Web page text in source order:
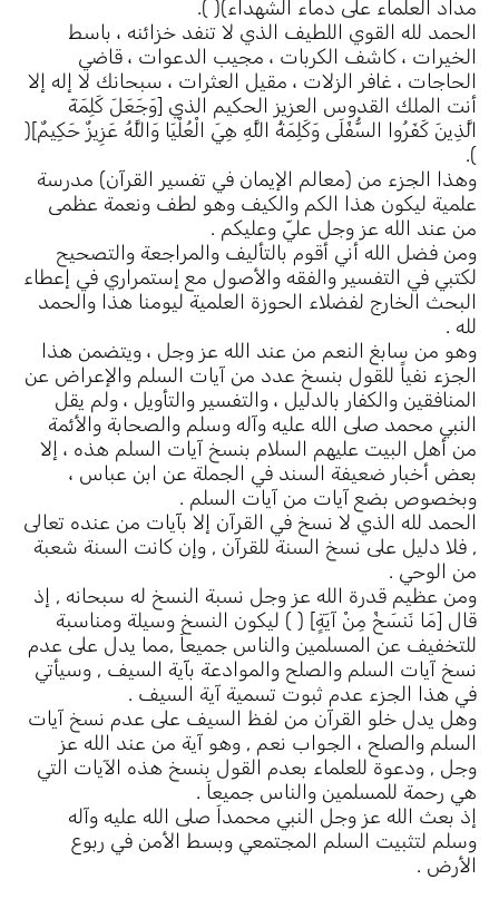
مداد العلماء على دماء الشهداء)( ).
الحمد لله القوي اللطيف الذي لا تنفد خزائنه ، باسط
الخيرات ، كاشف الكربات ، مجيب الدعوات ، قاضي
الحاجات ، غافر الزلات ، مقيل العثرات ، سبحانك لا إله إلا
أنت الملك القدوس العزيز الحكيم الذي [وَجَعَلَ كَلِمَةَ
الَّذِينَ كَفَرُوا السُّفْلَى وَكَلِمَةُ اللَّهِ هِيَ الْعُلْيَا وَاللَّهُ عَزِيزٌ حَكِيمٌ](
).
وهذا الجزء من (معالم الإيمان في تفسير القرآن) مدرسة
علمية ليكون هذا الكم والكيف وهو لطف ونعمة عظمى
من عند الله عز وجل عليّ وعليكم .
ومن فضل الله أني أقوم بالتأليف والمراجعة والتصحيح
لكتبي في التفسير والفقه والأصول مع إستمراري في إعطاء
البحث الخارج لفضلاء الحوزة العلمية ليومنا هذا والحمد
لله .
وهو من سابغ النعم من عند الله عز وجل ، ويتضمن هذا
الجزء نفياً للقول بنسخ عدد من آيات السلم والإعراض عن
المنافقين والكفار بالدليل ، والتفسير والتأويل ، ولم يقل
النبي محمد صلى الله عليه وآله وسلم والصحابة والأئمة
من أهل البيت عليهم السلام بنسخ آيات السلم هذه ، إلا
بعض أخبار ضعيفة السند في الجملة عن ابن عباس ،
وبخصوص بضع آيات من آيات السلم .
الحمد لله الذي لا نسخ في القرآن إلا بآيات من عنده تعالى
, فلا دليل على نسخ السنة للقرآن , وإن كانت السنة شعبة
من الوحي .
ومن عظيم قدرة الله عز وجل نسبة النسخ له سبحانه , إذ
قال [مَا نَنسَخْ مِنْ آيَةٍ] ( ) ليكون النسخ وسيلة ومناسبة
للتخفيف عن المسلمين والناس جميعاَ ,مما يدل على عدم
نسخ آيات السلم والصلح والموادعة بآية السيف , وسيأتي
في هذا الجزء عدم ثبوت تسمية آية السيف .
وهل يدل خلو القرآن من لفظ السيف على عدم نسخ آيات
السلم والصلح ، الجواب نعم , وهو آية من عند الله عز
وجل , ودعوة للعلماء بعدم القول بنسخ هذه الآيات التي
هي رحمة للمسلمين والناس جميعاَ .
إذ بعث الله عز وجل النبي محمداَ صلى الله عليه وآله
وسلم لتثبيت السلم المجتمعي وبسط الأمن في ربوع
الأرض .